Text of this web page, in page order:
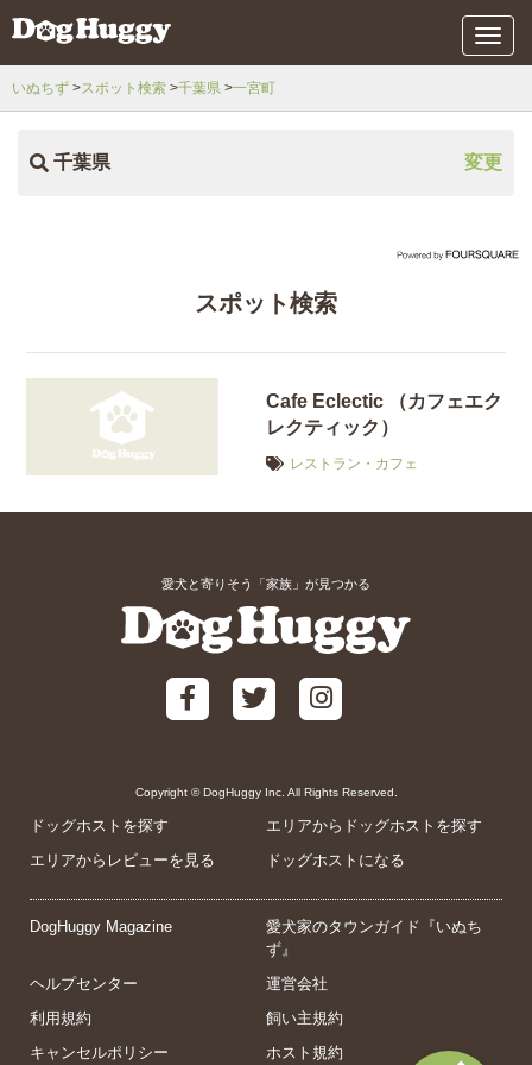
メ
ニ
いぬちず スポット検索 千葉県 一宮町
千葉県 変更
スポット検索
Cafe Eclectic （カフェエク
レクティック）
レストラン・カフェ
愛犬と寄りそう「家族」が見つかる
Copyright © DogHuggy Inc. All Rights Reserved.
ドッグホストを探す
エリアからドッグホストを探す
エリアからレビューを見る
ドッグホストになる
DogHuggy Magazine
愛犬家のタウンガイド『いぬち
ず』
ヘルプセンター
運営会社
利用規約
飼い主規約
キャンセルポリシー
ホスト規約